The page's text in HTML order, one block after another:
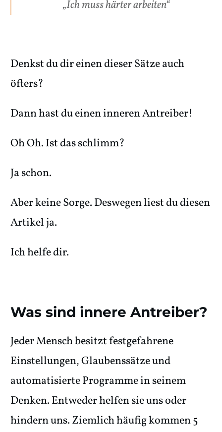
„Ich muss härter arbeiten“
Denkst du dir einen dieser Sätze auch
öfters?
Dann hast du einen inneren Antreiber!
Oh Oh. Ist das schlimm?
Ja schon.
Aber keine Sorge. Deswegen liest du diesen
Artikel ja.
Ich helfe dir.
Was sind innere Antreiber?
Jeder Mensch besitzt festgefahrene
Einstellungen, Glaubenssätze und
automatisierte Programme in seinem
Denken. Entweder helfen sie uns oder
hindern uns. Ziemlich häufig kommen 5